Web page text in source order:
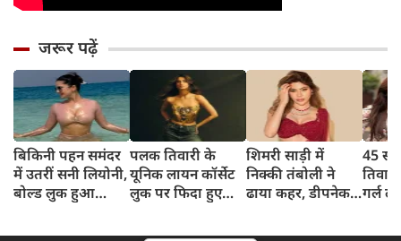
जरूर पढ़ें
बिकिनी पहन समंदर
में उतरीं सनी लियोनी,
बोल्ड लुक हुआ
पलक तिवारी के
यूनिक लायन कॉर्सेट
लुक पर फिदा हुए
शिमरी साड़ी में
निक्की तंबोली ने
ढाया कहर, डीपनेक
45
गर्ल